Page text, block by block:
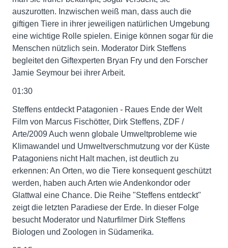
auszurotten. Inzwischen weiß man, dass auch die
giftigen Tiere in ihrer jeweiligen natürlichen Umgebung
eine wichtige Rolle spielen. Einige können sogar für die
Menschen nützlich sein. Moderator Dirk Steffens
begleitet den Giftexperten Bryan Fry und den Forscher
Jamie Seymour bei ihrer Arbeit.
01:30
Steffens entdeckt Patagonien - Raues Ende der Welt
Film von Marcus Fischötter, Dirk Steffens, ZDF /
Arte/2009 Auch wenn globale Umweltprobleme wie
Klimawandel und Umweltverschmutzung vor der Küste
Patagoniens nicht Halt machen, ist deutlich zu
erkennen: An Orten, wo die Tiere konsequent geschützt
werden, haben auch Arten wie Andenkondor oder
Glattwal eine Chance. Die Reihe "Steffens entdeckt"
zeigt die letzten Paradiese der Erde. In dieser Folge
besucht Moderator und Naturfilmer Dirk Steffens
Biologen und Zoologen in Südamerika.